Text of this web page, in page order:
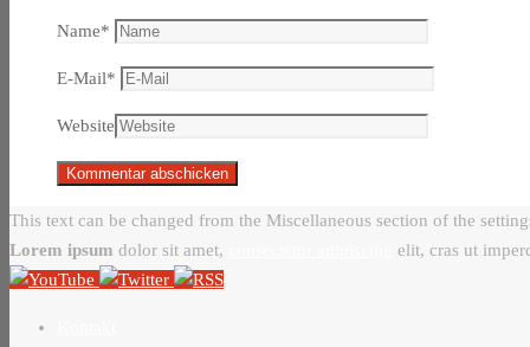
Name*
E-Mail*
Website
This text can be changed from the Miscellaneous section of the
Lorem ipsum dolor sit amet, elit, cras ut